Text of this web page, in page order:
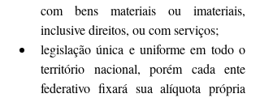
com bens materiais ou imateriais,
inclusive direitos, ou com serviços;
legislação única e uniforme em todo o
território nacional, porém cada ente
federativo fixará sua alíquota própria